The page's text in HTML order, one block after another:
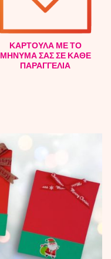
ΚΑΡΤΟΥΛΑ ΜΕ ΤΟ
ΜΗΝΥΜΑ ΣΑΣ ΣΕ ΚΑΘΕ
ΠΑΡΑΓΓΕΛΙΑ